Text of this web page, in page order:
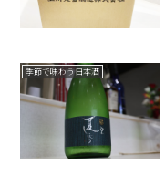
季節で味わう日本酒